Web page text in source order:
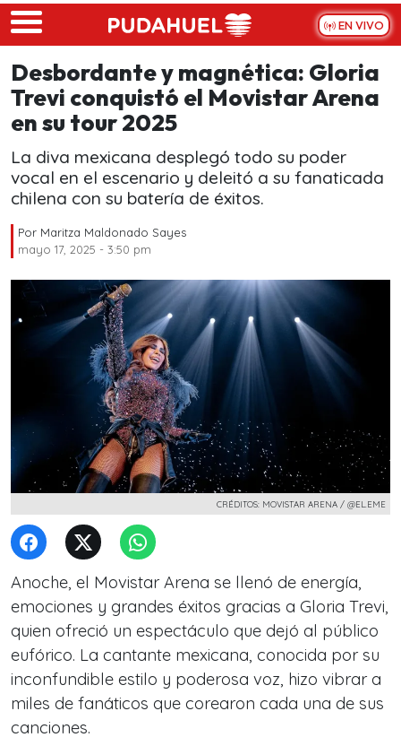
Skip to main content
EN VIVO
Desbordante y magnética: Gloria
Trevi conquistó el Movistar Arena
en su tour 2025
La diva mexicana desplegó todo su poder
vocal en el escenario y deleitó a su fanaticada
chilena con su batería de éxitos.
Por Maritza Maldonado Sayes
mayo 17, 2025 - 3:50 pm
CRÉDITOS: MOVISTAR ARENA / @EL.EME
Anoche, el Movistar Arena se llenó de energía,
emociones y grandes éxitos gracias a Gloria Trevi,
quien ofreció un espectáculo que dejó al público
eufórico. La cantante mexicana, conocida por su
inconfundible estilo y poderosa voz, hizo vibrar a
miles de fanáticos que corearon cada una de sus
canciones.